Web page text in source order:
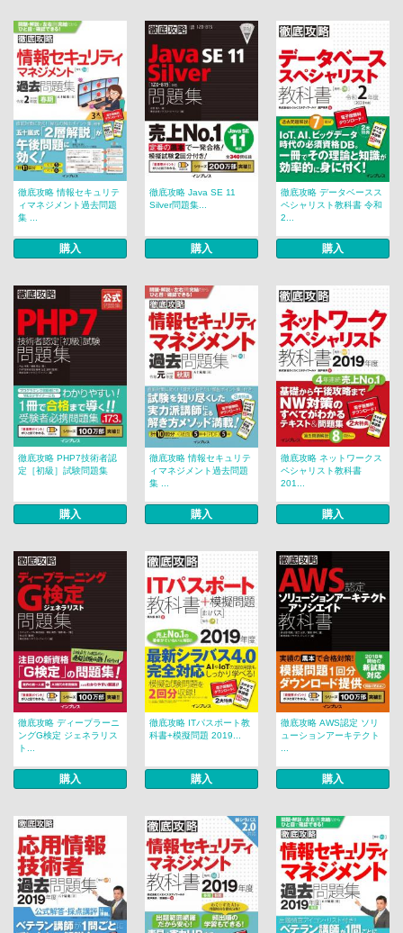
徹底攻略 情報セキュリテ
ィマネジメント過去問題
集 ...
購入
徹底攻略 Java SE 11
Silver問題集...
購入
徹底攻略 データベースス
ペシャリスト教科書 令和
2...
購入
徹底攻略 PHP7技術者認
定［初級］試験問題集
購入
徹底攻略 情報セキュリテ
ィマネジメント過去問題
集 ...
購入
徹底攻略 ネットワークス
ペシャリスト教科書
201...
購入
徹底攻略 ディープラーニ
ングG検定 ジェネラリス
ト...
購入
徹底攻略 ITパスポート教
科書+模擬問題 2019...
購入
徹底攻略 AWS認定 ソリ
ューションアーキテクト
購入